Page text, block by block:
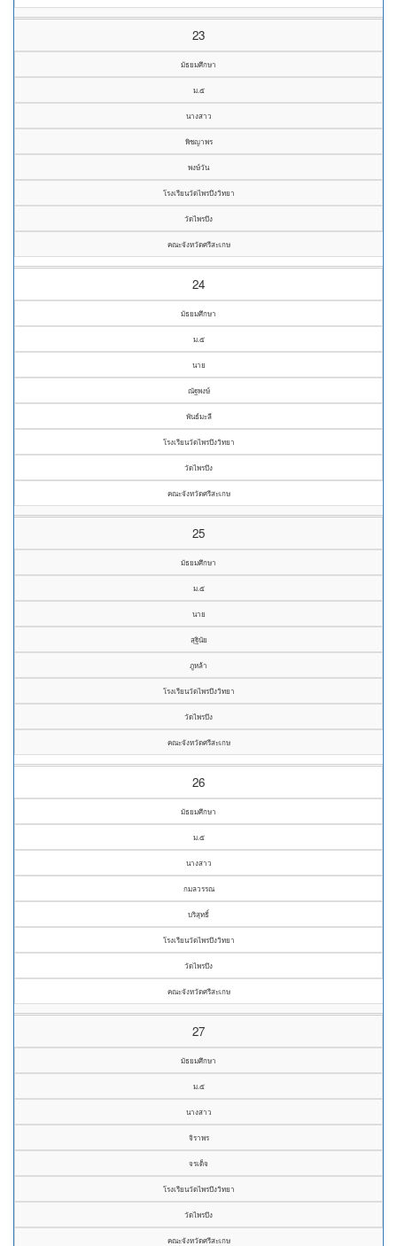
23
มัธยมศึกษา
ม.๕
นางสาว
พิชญาพร
พงษ์วัน
โรงเรียนวัดไพรบึงวิทยา
วัดไพรบึง
คณะจังหวัดศรีสะเกษ
24
มัธยมศึกษา
ม.๕
นาย
ณัฐพงษ์
พันธ์มะลี
โรงเรียนวัดไพรบึงวิทยา
วัดไพรบึง
คณะจังหวัดศรีสะเกษ
25
มัธยมศึกษา
ม.๕
นาย
สุฐินัย
ภูหล้า
โรงเรียนวัดไพรบึงวิทยา
วัดไพรบึง
คณะจังหวัดศรีสะเกษ
26
มัธยมศึกษา
ม.๕
นางสาว
กมลวรรณ
บริสุทธิ์
โรงเรียนวัดไพรบึงวิทยา
วัดไพรบึง
คณะจังหวัดศรีสะเกษ
27
มัธยมศึกษา
ม.๕
นางสาว
จิราพร
จรเด็จ
โรงเรียนวัดไพรบึงวิทยา
วัดไพรบึง
คณะจังหวัดศรีสะเกษ